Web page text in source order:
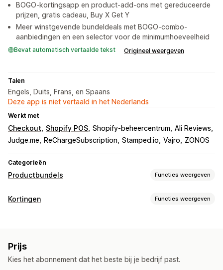
BOGO-kortingsapp en product-add-ons met gereduceerde
prijzen, gratis cadeau, Buy X Get Y
Meer winstgevende bundeldeals met BOGO-combo-
aanbiedingen en een selector voor de minimumhoeveelheid
Bevat automatisch vertaalde tekst Origineel weergeven
Talen
Engels, Duits, Frans, en Spaans
Deze app is niet vertaald in het Nederlands
Werkt met
Checkout Shopify POS Shopify-beheercentrum Ali Reviews
Judge.me
ReChargeSubscription Stamped.io Vajro ZONOS
Categorieën
Productbundels Functies weergeven
Soorten bundels
Proefpakketten
Cross-sell-bundels Vaak samen gekocht
Kortingen Functies weergeven
Volumekortingen
Percentagekortingen Bulkkortingen
Cadeaus
Prijs
Kies het abonnement dat het beste bij je bedrijf past.